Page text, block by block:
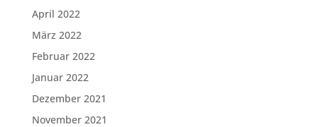
April 2022
März 2022
Februar 2022
Januar 2022
Dezember 2021
November 2021